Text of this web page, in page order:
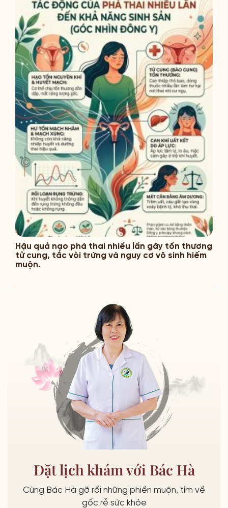
Hậu quả nạo phá thai nhiều lần gây tổn thương
tử cung, tắc vòi trứng và nguy cơ vô sinh hiếm
muộn.
Đặt lịch khám với Bác Hà
Cùng Bác Hà gỡ rối những phiền muộn, tìm về
gốc rễ sức khỏe